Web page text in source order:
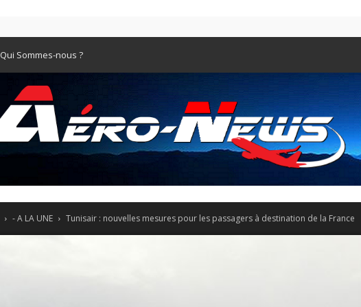
Qui Sommes-nous ?
- A LA UNE Tunisair : nouvelles mesures pour les passagers à destination de la France